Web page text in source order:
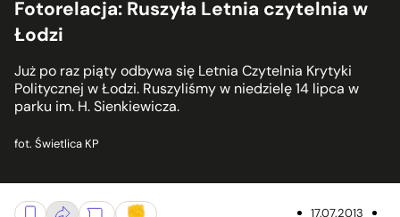
Fotorelacja: Ruszyła Letnia czytelnia w
Łodzi
Już po raz piąty odbywa się Letnia Czytelnia Krytyki
Politycznej w Łodzi. Ruszyliśmy w niedzielę 14 lipca w
parku im. H. Sienkiewicza.
fot. Świetlica KP
17.07.2013